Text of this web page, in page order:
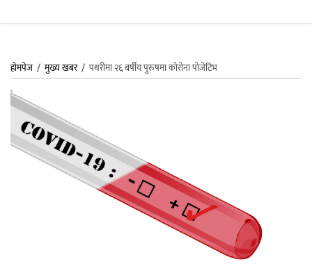
होमपेज /मुख्य खबर/ पथरीमा २६ बर्षीय पुरुषमा कोरोना पोजेटिभ